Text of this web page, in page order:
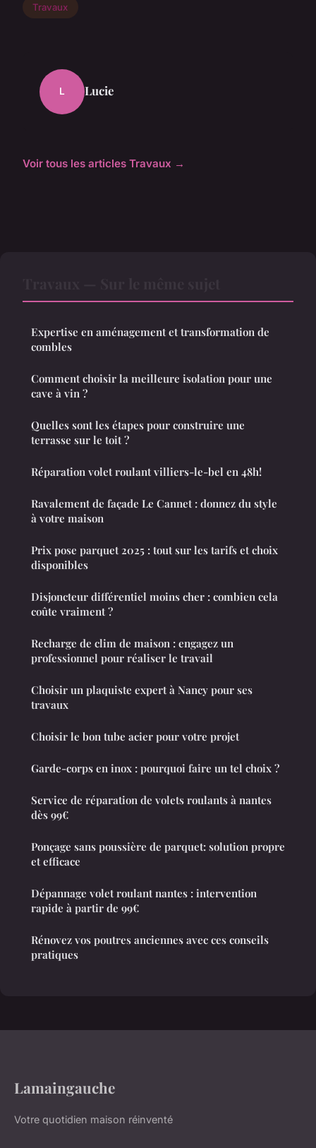
Travaux
L Lucie
Voir tous les articles Travaux →
Expertise en aménagement et transformation de
combles
Comment choisir la meilleure isolation pour une
cave à vin ?
Quelles sont les étapes pour construire une
terrasse sur le toit ?
Réparation volet roulant villiers-le-bel en 48h!
Ravalement de façade Le Cannet : donnez du style
à votre maison
Prix pose parquet 2025 : tout sur les tarifs et choix
disponibles
Disjoncteur différentiel moins cher : combien cela
coûte vraiment ?
Recharge de clim de maison : engagez un
professionnel pour réaliser le travail
Choisir un plaquiste expert à Nancy pour ses
travaux
Choisir le bon tube acier pour votre projet
Garde-corps en inox : pourquoi faire un tel choix ?
Service de réparation de volets roulants à nantes
dès 99€
Ponçage sans poussière de parquet: solution propre
et efficace
Dépannage volet roulant nantes : intervention
rapide à partir de 99€
Rénovez vos poutres anciennes avec ces conseils
pratiques
Lamaingauche
Votre quotidien maison réinventé